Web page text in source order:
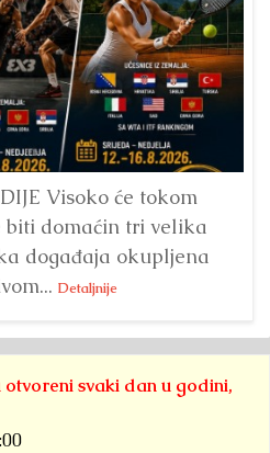
Visoko će tokom
biti domaćin tri velika
događaja okupljena
Detaljnije
svaki dan u godini,